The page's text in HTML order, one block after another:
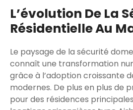
L’évolution De La
Résidentielle Au
Le paysage de la sécurité
connaît une transformation
grâce à l’adoption croissante
modernes. De plus en plus de
pour des résidences